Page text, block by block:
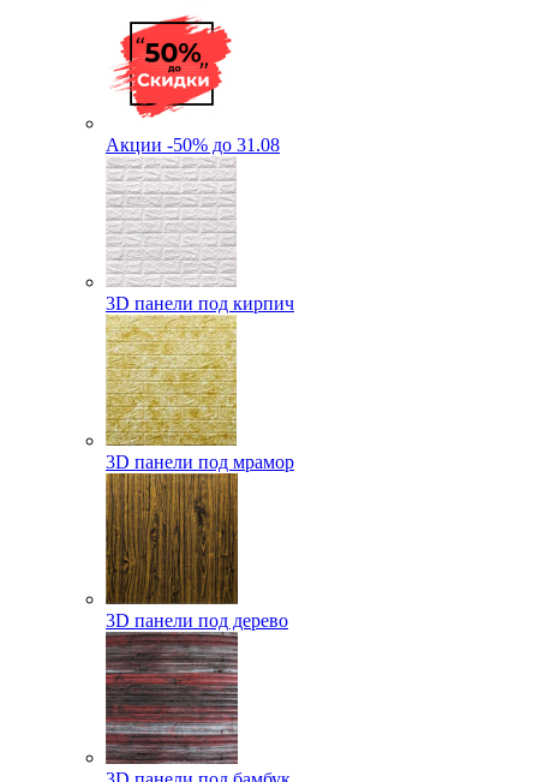
Акции -50% до 31.08
3D панели под кирпич
3D панели под мрамор
3D панели под дерево